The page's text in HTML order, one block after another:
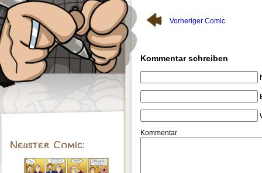
Vorheriger Comic
Kommentar schreiben
Kommentar